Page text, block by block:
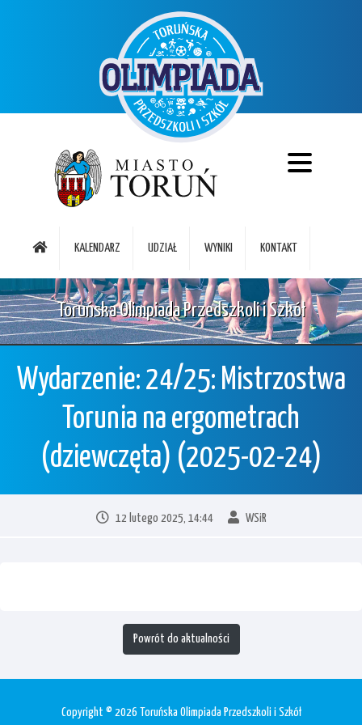
KALENDARZ UDZIAŁ WYNIKI KONTAKT
Toruńska Olimpiada Przedszkoli i Szkół
Wydarzenie: 24/25: Mistrzostwa
Torunia na ergometrach
(dziewczęta) (2025-02-24)
12 lutego 2025, 14:44 WSiR
Powrót do aktualności
Copyright © 2026 Toruńska Olimpiada Przedszkoli i Szkół